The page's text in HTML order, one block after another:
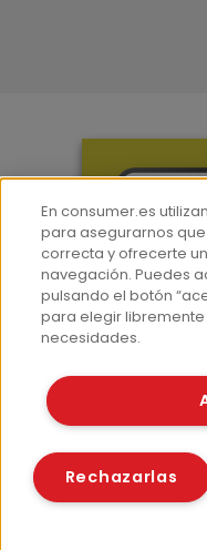
Corpus
©
En consumer.es
para asegurarnos
correcta y ofrecerte
navegación. Puedes
pulsando el botón
para elegir
necesidades.
Rechazarlas